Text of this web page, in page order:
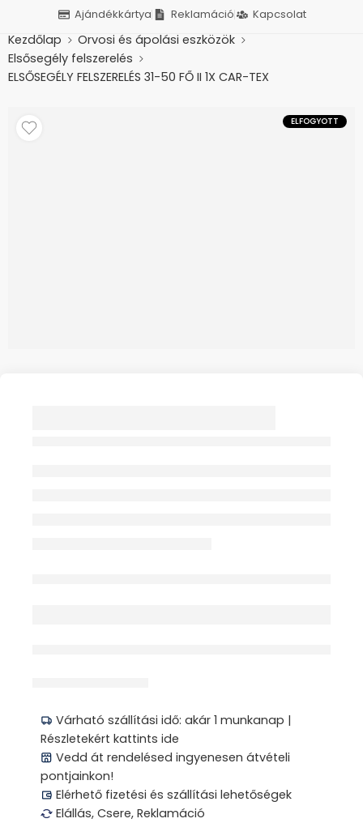
Ajándékkártya Reklamáció Kapcsolat
Kezdőlap
Orvosi és ápolási eszközök
Elsősegély felszerelés
ELSŐSEGÉLY FELSZERELÉS 31-50 FŐ II 1X CAR-TEX
ELFOGYOTT
Várható szállítási idő: akár 1 munkanap |
Részletekért kattints ide
Vedd át rendelésed ingyenesen átvételi
pontjainkon!
Elérhető fizetési és szállítási lehetőségek
Elállás, Csere, Reklamáció